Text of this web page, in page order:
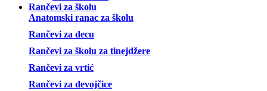
Rančevi za školu
Anatomski ranac za školu
Rančevi za decu
Rančevi za školu za tinejdžere
Rančevi za vrtić
Rančevi za devojčice